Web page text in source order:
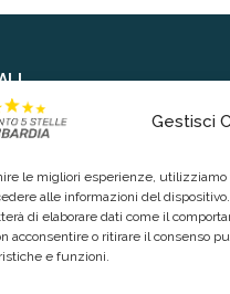
Gestisci
le migliori esperienze,
alle informazioni del
di elaborare dati come il
acconsentire o ritirare il consenso
e funzioni.